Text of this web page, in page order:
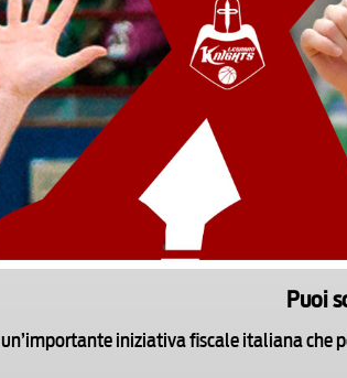
Puoi
iniziativa fiscale italiana che